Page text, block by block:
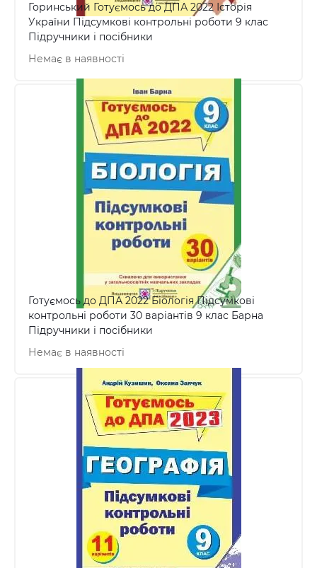
Горинський Готуємось до ДПА 2022 Історія
України Підсумкові контрольні роботи 9 клас
Підручники і посібники
Немає в наявності
Готуємось до ДПА 2022 Біологія Підсумкові
контрольні роботи 30 варіантів 9 клас Барна
Підручники і посібники
Немає в наявності